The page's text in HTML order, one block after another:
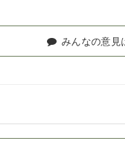
みんなの意見